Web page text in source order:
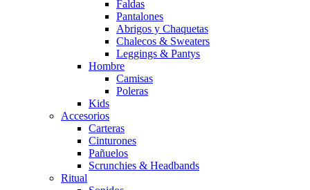
Faldas
Pantalones
Abrigos y Chaquetas
Chalecos & Sweaters
Leggings & Pantys
Hombre
Camisas
Poleras
Kids
Accesorios
Carteras
Cinturones
Pañuelos
Scrunchies & Headbands
Ritual